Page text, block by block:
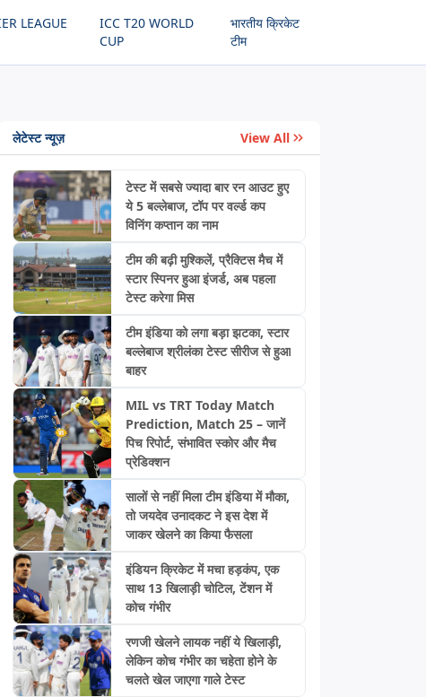
LEAGUE
ICC T20 WORLD
CUP
भारतीय क्रिकेट
टीम
लेटेस्ट न्यूज़ View All
टेस्ट में सबसे ज्यादा बार रन आउट हुए
ये 5 बल्लेबाज, टॉप पर वर्ल्ड कप
विनिंग कप्तान का नाम
टीम की बढ़ी मुश्किलें, प्रैक्टिस मैच में
स्टार स्पिनर हुआ इंजर्ड, अब पहला
टेस्ट करेगा मिस
टीम इंडिया को लगा बड़ा झटका, स्टार
बल्लेबाज श्रीलंका टेस्ट सीरीज से हुआ
बाहर
MIL vs TRT Today Match
Prediction, Match 25 – जानें
पिच रिपोर्ट, संभावित स्कोर और मैच
प्रेडिक्शन
सालों से नहीं मिला टीम इंडिया में मौका,
तो जयदेव उनादकट ने इस देश में
जाकर खेलने का किया फैसला
इंडियन क्रिकेट में मचा हड़कंप, एक
साथ 13 खिलाड़ी चोटिल, टेंशन में
कोच गंभीर
रणजी खेलने लायक नहीं ये खिलाड़ी,
लेकिन कोच गंभीर का चहेता होने के
चलते खेल जाएगा गाले टेस्ट